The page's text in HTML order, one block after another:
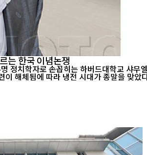
는 한국 이념논쟁
이 해체됨에 따라 냉전 시대가 종말을 맞